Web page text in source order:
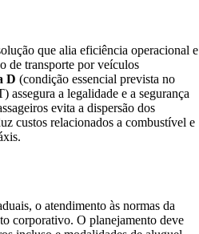
que alia eficiência operacional e
de transporte por veículos
D (condição essencial prevista no
assegura a legalidade e a segurança
evita a dispersão dos
custos relacionados a combustível e
o atendimento às normas da
corporativo. O planejamento deve